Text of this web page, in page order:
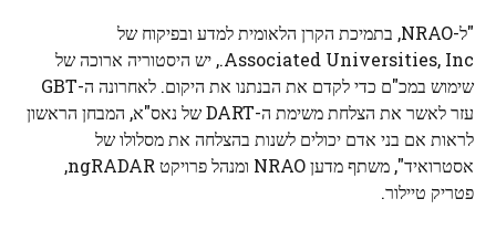
"ל-NRAO, בתמיכת הקרן הלאומית למדע ובפיקוח של
Associated Universities, Inc., יש היסטוריה ארוכה של
שימוש במכ"ם כדי לקדם את הבנתנו את היקום. לאחרונה ה-GBT
עזר לאשר את הצלחת משימת ה-DART של נאס"א, המבחן הראשון
לראות אם בני אדם יכולים לשנות בהצלחה את מסלולו של
אסטרואיד", משתף מדען NRAO ומנהל פרויקט ngRADAR,
פטריק טיילור.